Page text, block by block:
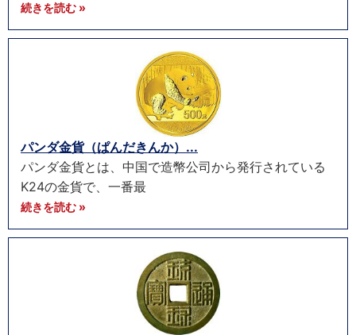
続きを読む »
パンダ金貨（ぱんだきんか）...
パンダ金貨とは、中国で造幣公司から発行されている
K24の金貨で、一番最
続きを読む »